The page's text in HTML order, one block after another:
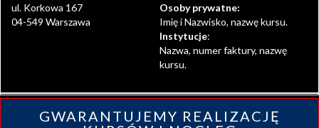
ul. Korkowa 167
04-549 Warszawa
Osoby prywatne:
Imię i Nazwisko, nazwę kursu.
Instytucje:
Nazwa, numer faktury, nazwę
kursu.
GWARANTUJEMY REALIZACJĘ